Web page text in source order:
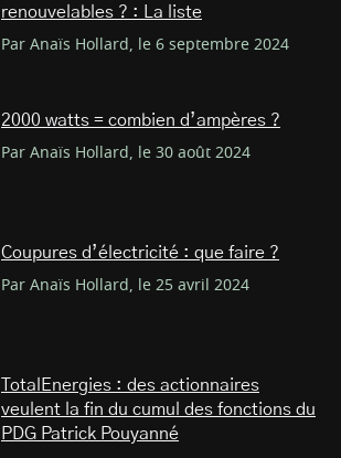
renouvelables ? : La liste
Par Anaïs Hollard, le 6 septembre 2024
2000 watts = combien d’ampères ?
Par Anaïs Hollard, le 30 août 2024
Coupures d’électricité : que faire ?
Par Anaïs Hollard, le 25 avril 2024
TotalEnergies : des actionnaires
veulent la fin du cumul des fonctions du
PDG Patrick Pouyanné